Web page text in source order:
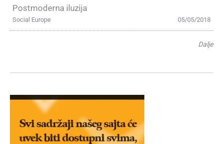
Postmoderna iluzija
05/05/2018
Social Europe
Dalje